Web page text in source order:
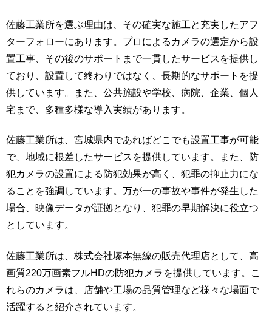
佐藤工業所を選ぶ理由は、その確実な施工と充実したアフ
ターフォローにあります。プロによるカメラの選定から設
置工事、その後のサポートまで一貫したサービスを提供し
ており、設置して終わりではなく、長期的なサポートを提
供しています。また、公共施設や学校、病院、企業、個人
宅まで、多種多様な導入実績があります。
佐藤工業所は、宮城県内であればどこでも設置工事が可能
で、地域に根差したサービスを提供しています。また、防
犯カメラの設置による防犯効果が高く、犯罪の抑止力にな
ることを強調しています。万が一の事故や事件が発生した
場合、映像データが証拠となり、犯罪の早期解決に役立つ
としています。
佐藤工業所は、株式会社塚本無線の販売代理店として、高
画質220万画素フルHDの防犯カメラを提供しています。こ
れらのカメラは、店舗や工場の品質管理など様々な場面で
活躍すると紹介されています。